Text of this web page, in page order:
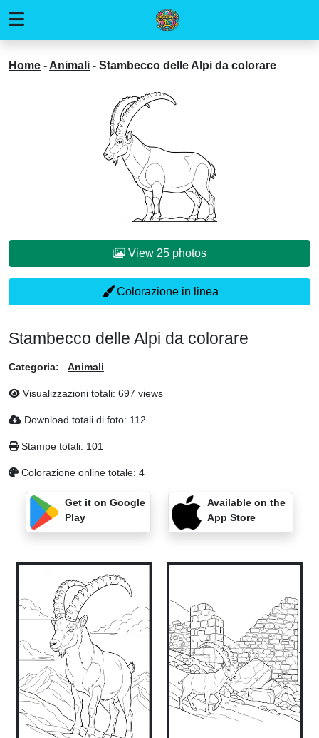
Home - Animali - Stambecco delle Alpi da colorare
View 25 photos
Colorazione in linea
Stambecco delle Alpi da colorare
Categoria: Animali
Visualizzazioni totali: 697 views
Download totali di foto: 112
Stampe totali: 101
Colorazione online totale: 4
Get it on Google
Play
Available on the
App Store